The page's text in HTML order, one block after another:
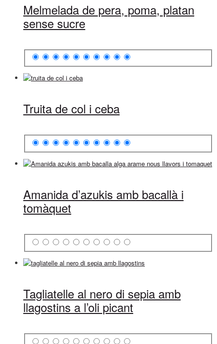
Melmelada de pera, poma, platan
sense sucre
Truita de col i ceba
Amanida d’azukis amb bacallà i
tomàquet
Tagliatelle al nero di sepia amb
llagostins a l’oli picant